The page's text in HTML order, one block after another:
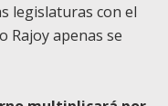
legislaturas con el
Rajoy apenas se